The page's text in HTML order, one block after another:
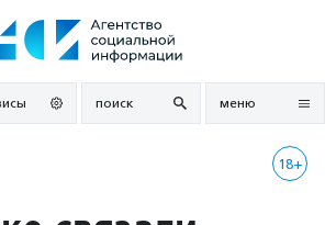
поиск меню
18+